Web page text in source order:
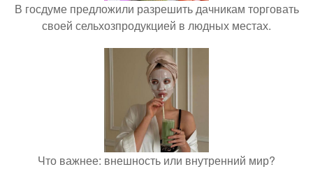
В госдуме предложили разрешить дачникам торговать
своей сельхозпродукцией в людных местах.
Что важнее: внешность или внутренний мир?